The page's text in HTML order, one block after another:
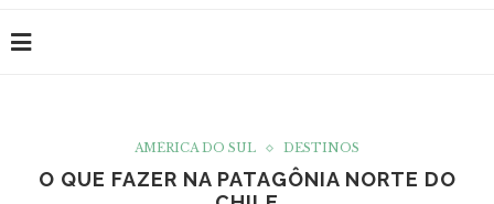
AMÉRICA DO SUL DESTINOS
O QUE FAZER NA PATAGÔNIA NORTE DO